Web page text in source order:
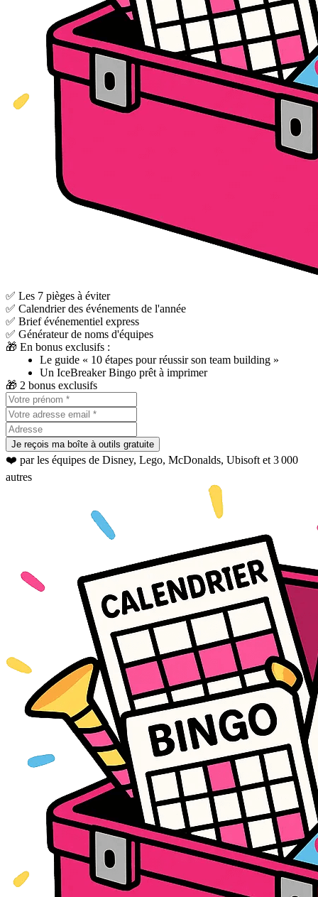
✅ Les 7 pièges à éviter
✅ Calendrier des événements de l'année
✅ Brief événementiel express
✅ Générateur de noms d'équipes
🎁 En bonus exclusifs :
Le guide « 10 étapes pour réussir son team building »
Un IceBreaker Bingo prêt à imprimer
🎁 2 bonus exclusifs
Je reçois ma boîte à outils gratuite
❤️ par les équipes de Disney, Lego, McDonalds, Ubisoft et 3 000
autres